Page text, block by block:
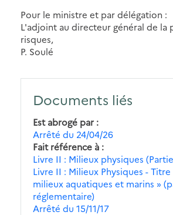
Pour le ministre et par délégation :
L'adjoint au directeur général de la
risques,
P. Soulé
Documents liés
Est abrogé par
Arrêté du 24/04/26
Fait référence à
Livre II : Milieux physiques
Livre II : Milieux Physiques - Titre
milieux aquatiques et marins »
réglementaire)
Arrêté du 15/11/17